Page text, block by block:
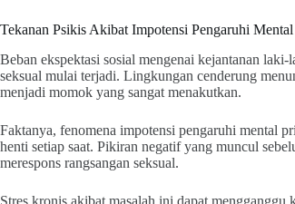
Tekanan Psikis Akibat Impotensi Pengaruhi Mental
Beban ekspektasi sosial mengenai kejantanan
seksual mulai terjadi. Lingkungan cenderung
menjadi momok yang sangat menakutkan.
Faktanya, fenomena impotensi pengaruhi mental
henti setiap saat. Pikiran negatif yang muncul
merespons rangsangan seksual.
Stres kronis akibat masalah ini dapat mengganggu